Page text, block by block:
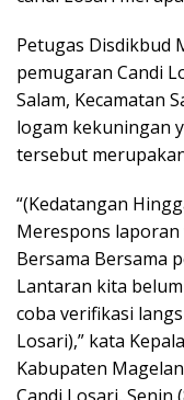
Petugas Disdikbud
pemugaran Candi
Salam, Kecamatan
logam kekuningan
tersebut
“(Kedatangan
Merespons
Bersama Bersama
Lantaran kita
coba verifikasi
Losari),” kata
Kabupaten